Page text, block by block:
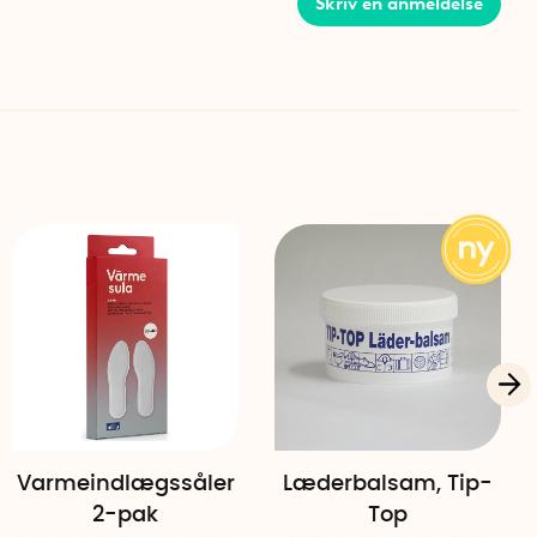
cm
cm
Varmeindlægssåler
2-pak
Læderbalsam, Tip-
Top